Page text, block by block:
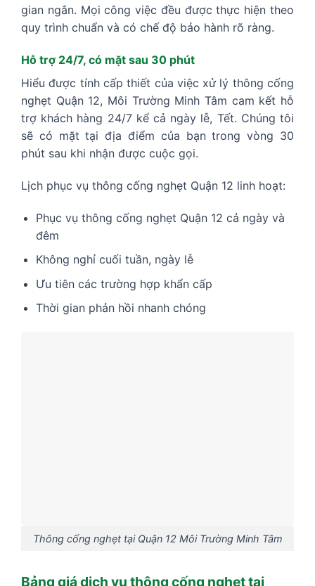
gian ngắn. Mọi công việc đều được thực hiện theo
quy trình chuẩn và có chế độ bảo hành rõ ràng.
Hỗ trợ 24/7, có mặt sau 30 phút
Hiểu được tính cấp thiết của việc xử lý thông cống
nghẹt Quận 12, Môi Trường Minh Tâm cam kết hỗ
trợ khách hàng 24/7 kể cả ngày lễ, Tết. Chúng tôi
sẽ có mặt tại địa điểm của bạn trong vòng 30
phút sau khi nhận được cuộc gọi.
Lịch phục vụ thông cống nghẹt Quận 12 linh hoạt:
Phục vụ thông cống nghẹt Quận 12 cả ngày và
đêm
Không nghỉ cuối tuần, ngày lễ
Ưu tiên các trường hợp khẩn cấp
Thời gian phản hồi nhanh chóng
Thông cống nghẹt tại Quận 12 Môi Trường Minh Tâm
Bảng giá dịch vụ thông cống nghẹt tại